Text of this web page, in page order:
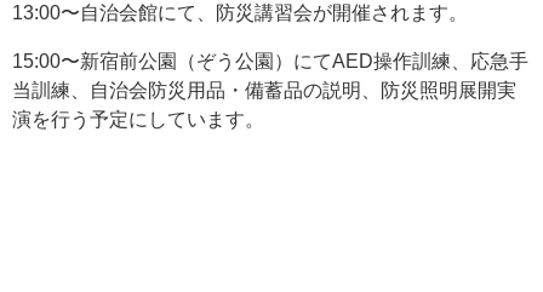
13:00〜自治会館にて、防災講習会が開催されます。
15:00〜新宿前公園（ぞう公園）にてAED操作訓練、応急手
当訓練、自治会防災用品・備蓄品の説明、防災照明展開実
演を行う予定にしています。